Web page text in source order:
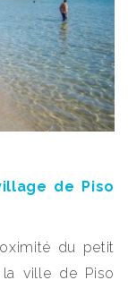
de Piso
du petit
ville de Piso